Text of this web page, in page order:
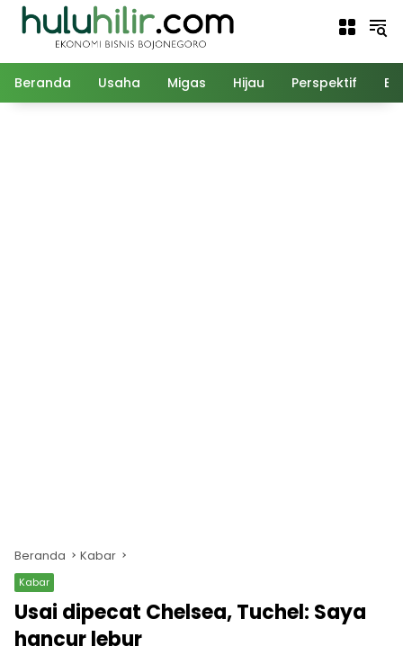
Langsung
Beranda Usaha Migas Hijau Perspektif
Beranda Kabar
Kabar
Usai dipecat Chelsea, Tuchel: Saya
hancur lebur